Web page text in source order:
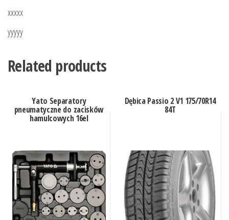
xxxxx
yyyyy
Related products
Yato Separatory
pneumatyczne do zacisków
hamulcowych 16el
Dębica Passio 2 V1 175/70R14
84T